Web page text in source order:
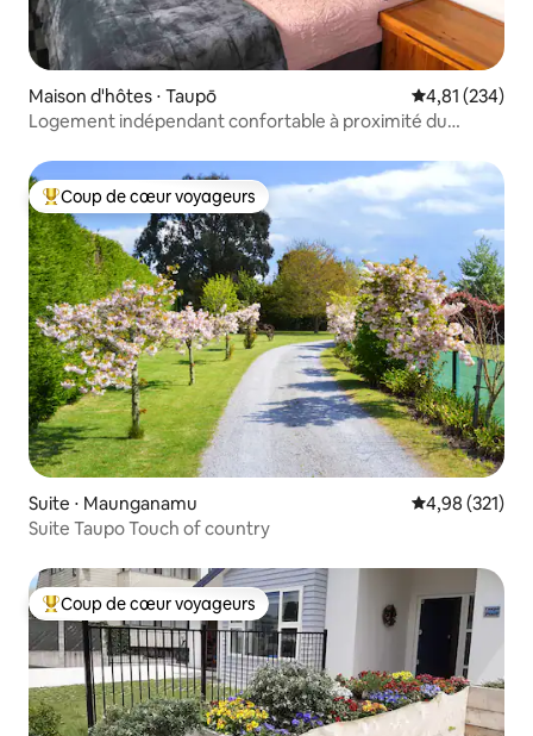
Maison d'hôtes ⋅ Taupō Évaluation
4,81 (234)
Logement indépendant confortable à proximité du
Coups de cœur voyageurs les plus appréciés
Coup de cœur voyageurs
Suite ⋅ Maunganamu Évaluation
4,98 (321)
Suite Taupo Touch of country
Coups de cœur voyageurs les plus appréciés
Coup de cœur voyageurs